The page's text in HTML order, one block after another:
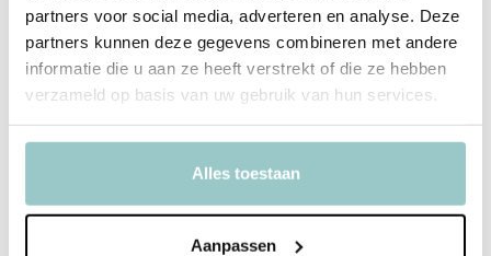
partners voor social media, adverteren en analyse. Deze
partners kunnen deze gegevens combineren met andere
informatie die u aan ze heeft verstrekt of die ze hebben
verzameld op basis van uw gebruik van hun services.
Alles toestaan
Aanpassen
EAN 8719715002088
Merk A Little Lovely Company
Delen